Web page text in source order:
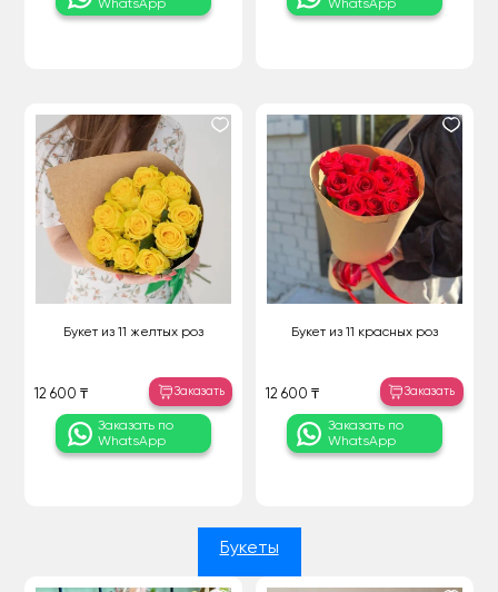
WhatsApp
WhatsApp
Букет из 11 желтых роз
12 600 ₸ Заказать
Заказать по
WhatsApp
Букет из 11 красных роз
12 600 ₸ Заказать
Заказать по
WhatsApp
Букеты